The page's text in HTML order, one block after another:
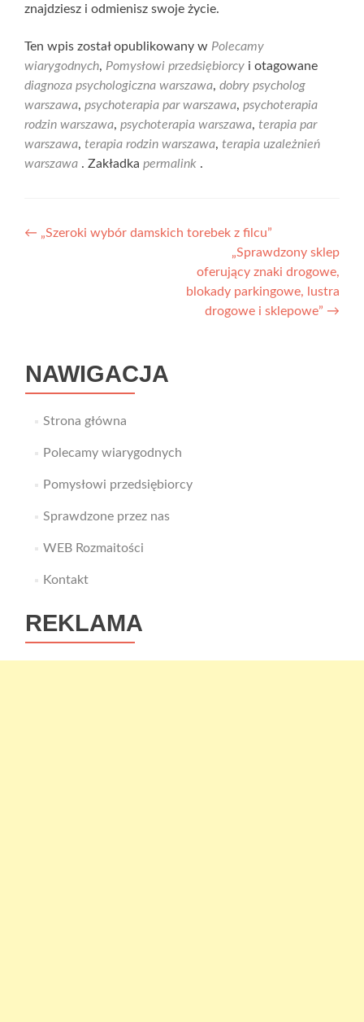
znajdziesz i odmienisz swoje życie.
Ten wpis został opublikowany w Polecamy
wiarygodnych, Pomysłowi przedsiębiorcy i otagowane
diagnoza psychologiczna warszawa, dobry psycholog
warszawa, psychoterapia par warszawa, psychoterapia
rodzin warszawa, psychoterapia warszawa, terapia par
warszawa, terapia rodzin warszawa, terapia uzależnień
warszawa . Zakładka permalink .
Nawigacja
← „Szeroki wybór damskich torebek z filcu”
„Sprawdzony sklep
oferujący znaki drogowe,
blokady parkingowe, lustra
drogowe i sklepowe” →
NAWIGACJA
Strona główna
Polecamy wiarygodnych
Pomysłowi przedsiębiorcy
Sprawdzone przez nas
WEB Rozmaitości
Kontakt
REKLAMA